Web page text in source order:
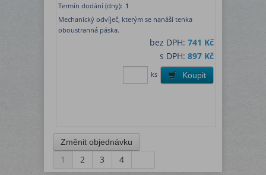
Termín dodání (dny): 1
Mechanický odvíječ, kterým se nanáší tenka
oboustranná páska.
bez DPH:741 Kč
s DPH:897 Kč
Koupit
ks
1 2 3 4